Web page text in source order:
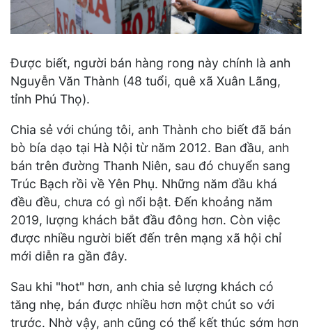
Được biết, người bán hàng rong này chính là anh
Nguyễn Văn Thành (48 tuổi, quê xã Xuân Lãng,
tỉnh Phú Thọ).
Chia sẻ với chúng tôi, anh Thành cho biết đã bán
bò bía dạo tại Hà Nội từ năm 2012. Ban đầu, anh
bán trên đường Thanh Niên, sau đó chuyển sang
Trúc Bạch rồi về Yên Phụ. Những năm đầu khá
đều đều, chưa có gì nổi bật. Đến khoảng năm
2019, lượng khách bắt đầu đông hơn. Còn việc
được nhiều người biết đến trên mạng xã hội chỉ
mới diễn ra gần đây.
Sau khi "hot" hơn, anh chia sẻ lượng khách có
tăng nhẹ, bán được nhiều hơn một chút so với
trước. Nhờ vậy, anh cũng có thể kết thúc sớm hơn